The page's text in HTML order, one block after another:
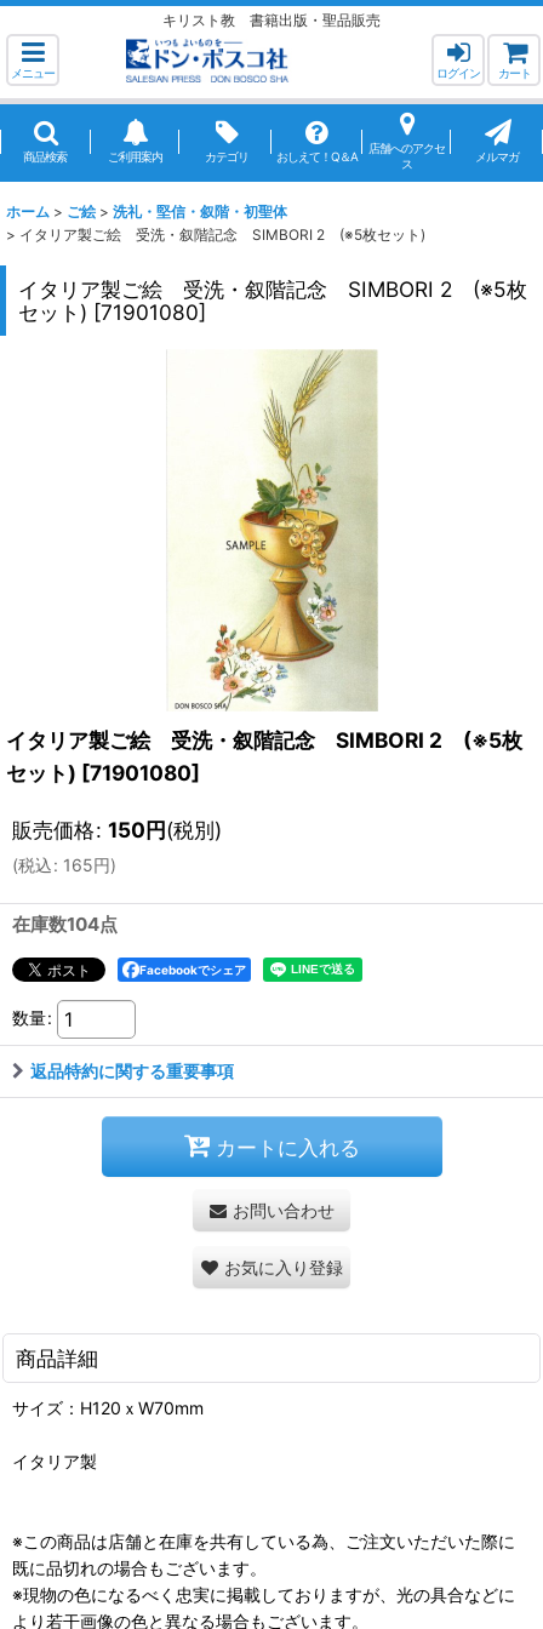
キリスト教 書籍出版・聖品販売
メニュー ログイン カート
商品検索 ご利用案内 カテゴリ おしえて！Q＆A
店舗へのアクセ
ス
メルマガ
ホーム > ご絵 > 洗礼・堅信・叙階・初聖体
> イタリア製ご絵 受洗・叙階記念 SIMBORI 2 (※5枚セット)
イタリア製ご絵 受洗・叙階記念 SIMBORI 2 (※5枚
セット) [71901080]
イタリア製ご絵 受洗・叙階記念 SIMBORI 2 (※5枚
セット) [71901080]
販売価格: 150円(税別)
(税込: 165円)
在庫数104点
Facebookでシェア
数量:
返品特約に関する重要事項
カートに入れる
お問い合わせ
お気に入り登録
商品詳細
サイズ：H120ｘW70mm
イタリア製
※この商品は店舗と在庫を共有している為、ご注文いただいた際に
既に品切れの場合もございます。
※現物の色になるべく忠実に掲載しておりますが、光の具合などに
より若干画像の色と異なる場合もございます。